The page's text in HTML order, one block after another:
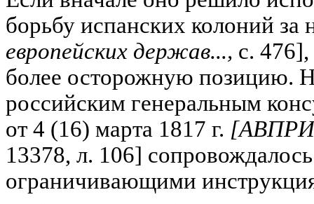
борьбу испанских колоний за
европейских держав..., с.
более осторожную позицию.
российским генеральным
от 4 (16) марта 1817 г.
13378, л. 106]
ограничивающими